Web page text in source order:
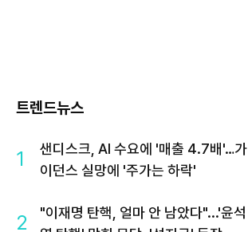
트렌드뉴스
1
샌디스크, AI 수요에 '매출 4.7배'…가
이던스 실망에 '주가는 하락'
2
"이재명 탄핵, 얼마 안 남았다"...'윤석